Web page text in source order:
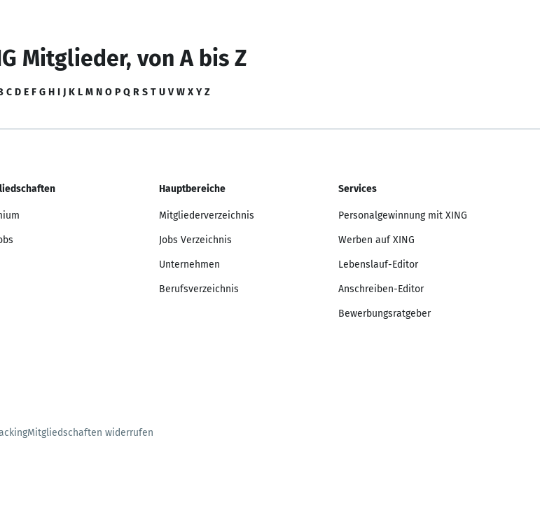
Mitglieder, von A bis Z
C D E F G H I J K L M N O P Q R S T U V W X Y Z
Hauptbereiche
Mitgliederverzeichnis
Jobs Verzeichnis
Unternehmen
Berufsverzeichnis
Services
Personalgewinnung mit XING
Werben auf XING
Lebenslauf-Editor
Anschreiben-Editor
Bewerbungsratgeber
Mitgliedschaften widerrufen